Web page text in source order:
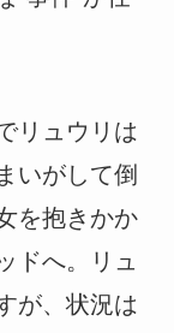
リュウリは
いがして倒
を抱きかか
ドへ。リュ
が、状況は